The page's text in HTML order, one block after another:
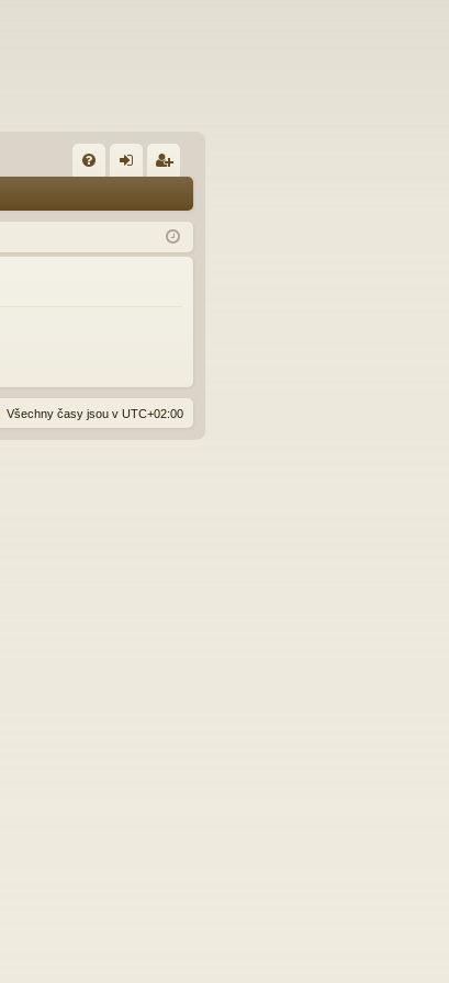
Q lá
sit
ist
ro
Všechny časy jsou v UTC+02:00